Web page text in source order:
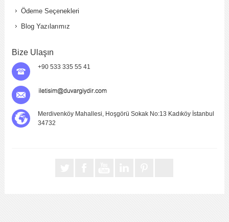
Ödeme Seçenekleri
Blog Yazılarımız
Bize Ulaşın
+90 533 335 55 41
Merdivenköy Mahallesi, Hoşgörü Sokak No:13 Kadıköy İstanbul
34732